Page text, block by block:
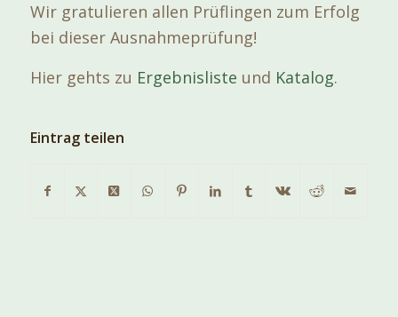
Wir gratulieren allen Prüflingen zum Erfolg
bei dieser Ausnahmeprüfung!
Hier gehts zu Ergebnisliste und Katalog.
Eintrag teilen